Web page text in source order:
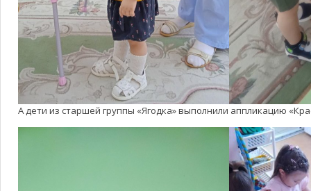
А дети из старшей группы «Ягодка» выполнили аппликацию